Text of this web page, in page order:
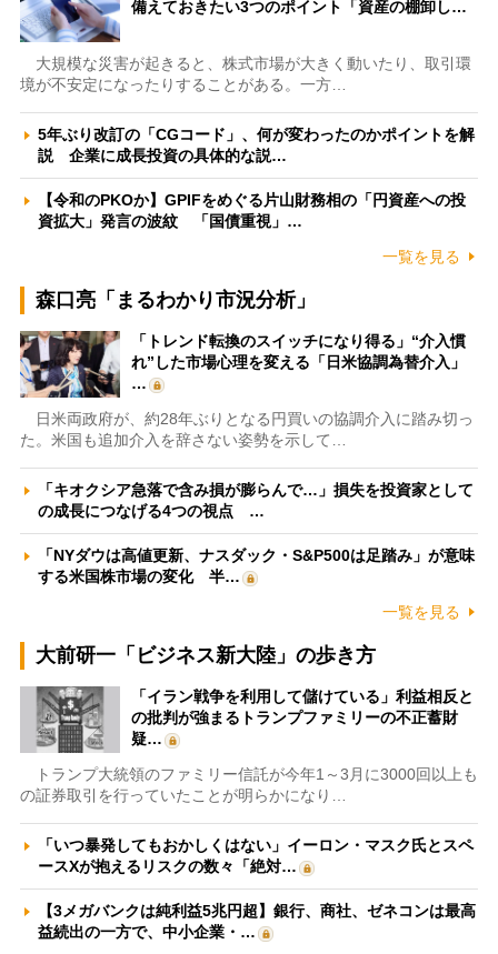
備えておきたい3つのポイント「資産の棚卸し…
大規模な災害が起きると、株式市場が大きく動いたり、取引環
境が不安定になったりすることがある。一方…
5年ぶり改訂の「CGコード」、何が変わったのかポイントを解
説 企業に成長投資の具体的な説…
【令和のPKOか】GPIFをめぐる片山財務相の「円資産への投
資拡大」発言の波紋 「国債重視」…
一覧を見る
森口亮「まるわかり市況分析」
「トレンド転換のスイッチになり得る」“介入慣
れ”した市場心理を変える「日米協調為替介入」
…
日米両政府が、約28年ぶりとなる円買いの協調介入に踏み切っ
た。米国も追加介入を辞さない姿勢を示して…
「キオクシア急落で含み損が膨らんで…」損失を投資家として
の成長につなげる4つの視点 …
「NYダウは高値更新、ナスダック・S&P500は足踏み」が意味
する米国株市場の変化 半…
一覧を見る
大前研一「ビジネス新大陸」の歩き方
「イラン戦争を利用して儲けている」利益相反と
の批判が強まるトランプファミリーの不正蓄財
疑…
トランプ大統領のファミリー信託が今年1～3月に3000回以上も
の証券取引を行っていたことが明らかになり…
「いつ暴発してもおかしくはない」イーロン・マスク氏とスペ
ースXが抱えるリスクの数々「絶対…
【3メガバンクは純利益5兆円超】銀行、商社、ゼネコンは最高
益続出の一方で、中小企業・…